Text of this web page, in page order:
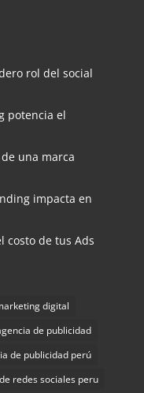
rol del social
potencia el
una marca
impacta en
costo de tus Ads
digital
de publicidad
de publicidad perú
redes sociales peru